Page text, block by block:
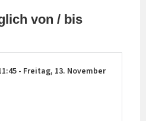
von / bis
- Freitag, 13. November